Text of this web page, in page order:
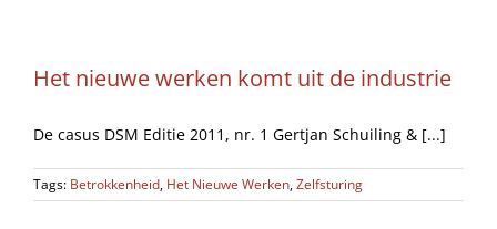
Het nieuwe werken komt uit de industrie
De casus DSM Editie 2011, nr. 1 Gertjan Schuiling & [...]
Tags: Betrokkenheid, Het Nieuwe Werken,Zelfsturing